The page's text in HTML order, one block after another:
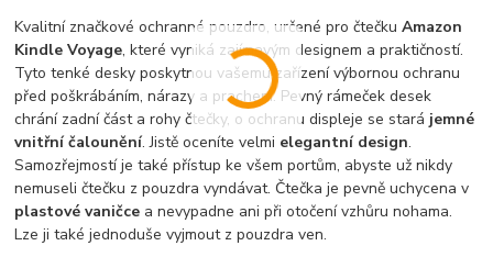
Kvalitní značkové ochranné pouzdro, určené pro čtečkuAmazon
Kindle Voyage, které vyniká zajímavým designem a praktičností.
Tyto tenké desky poskytnou vašemu zařízení výbornou ochranu
před poškrábáním, nárazy a prachem. Pevný rámeček desek
chrání zadní část a rohy čtečky, o ochranu displeje se stará jemné
vnitřní čalounění. Jistě oceníte velmi elegantní design.
Samozřejmostí je také přístup ke všem portům, abyste už nikdy
nemuseli čtečku z pouzdra vyndávat. Čtečka je pevně uchycena v
plastové vaničce a nevypadne ani při otočení vzhůru nohama.
Lze ji také jednoduše vyjmout z pouzdra ven.